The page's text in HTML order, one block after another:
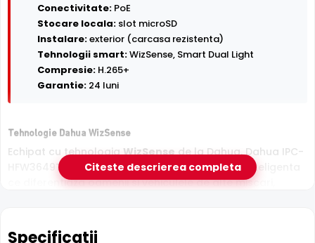
Conectivitate: PoE
Stocare locala: slot microSD
Instalare:exterior (carcasa rezistenta)
Tehnologii smart:WizSense, Smart Dual Light
Compresie: H.265+
Garantie: 24 luni
Tehnologie Dahua WizSense
Echipat cu tehnologiaWizSensede la Dahua, Dahua IPC-
HFW3649T1-AS-PV-0360B-PRO ofera detectie inteligenta
ce diferentiaza oamenii si vehiculele de alte miscari,
Citeste descrierea completa
Specificatii